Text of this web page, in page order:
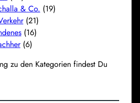
& Co. (19)
(21)
(16)
(6)
zu den Kategorien findest Du